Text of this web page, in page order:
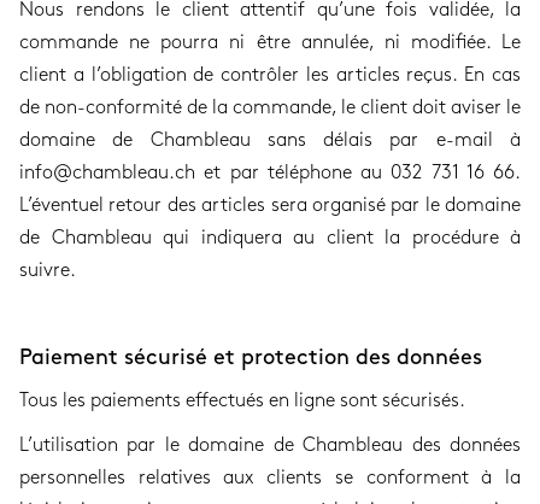
Nous rendons le client attentif qu’une fois validée, la
commande ne pourra ni être annulée, ni modifiée. Le
client a l’obligation de contrôler les articles reçus. En cas
de non-conformité de la commande, le client doit aviser le
domaine de Chambleau sans délais par e-mail à
info@chambleau.ch et par téléphone au 032 731 16 66.
L’éventuel retour des articles sera organisé par le domaine
de Chambleau qui indiquera au client la procédure à
suivre.
Paiement sécurisé et protection des données
Tous les paiements effectués en ligne sont sécurisés.
L’utilisation par le domaine de Chambleau des données
personnelles relatives aux clients se conforment à la